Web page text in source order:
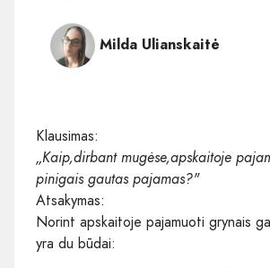
Milda Ulianskaitė
Klausimas:
„Kaip,dirbant mugėse,apskaitoje
pinigais gautas pajamas?"
Atsakymas:
Norint apskaitoje pajamuoti grynais
yra du būdai: